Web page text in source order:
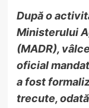
După o
Ministerului
(MADR),
oficial
a fost
trecute,